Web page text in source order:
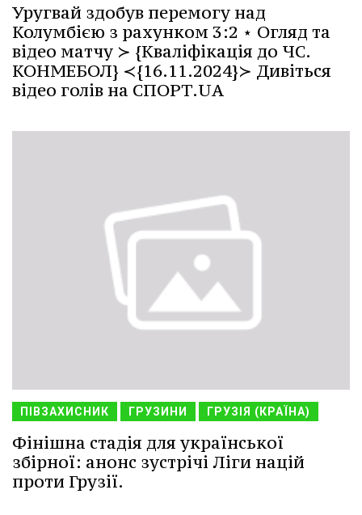
Уругвай здобув перемогу над
Колумбією з рахунком 3:2 ⋆ Огляд та
відео матчу ≻ {Кваліфікація до ЧС.
КОНМЕБОЛ} ≺{16.11.2024}≻ Дивіться
відео голів на СПОРТ.UA
ПІВЗАХИСНИК ГРУЗИНИ ГРУЗІЯ (КРАЇНА)
Фінішна стадія для української
збірної: анонс зустрічі Ліги націй
проти Грузії.